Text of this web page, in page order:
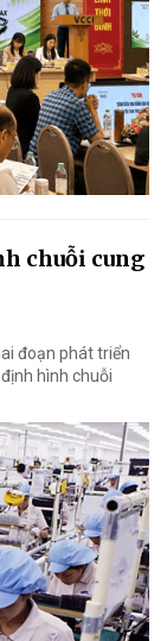
chuỗi cung
đoạn phát triển
hình chuỗi